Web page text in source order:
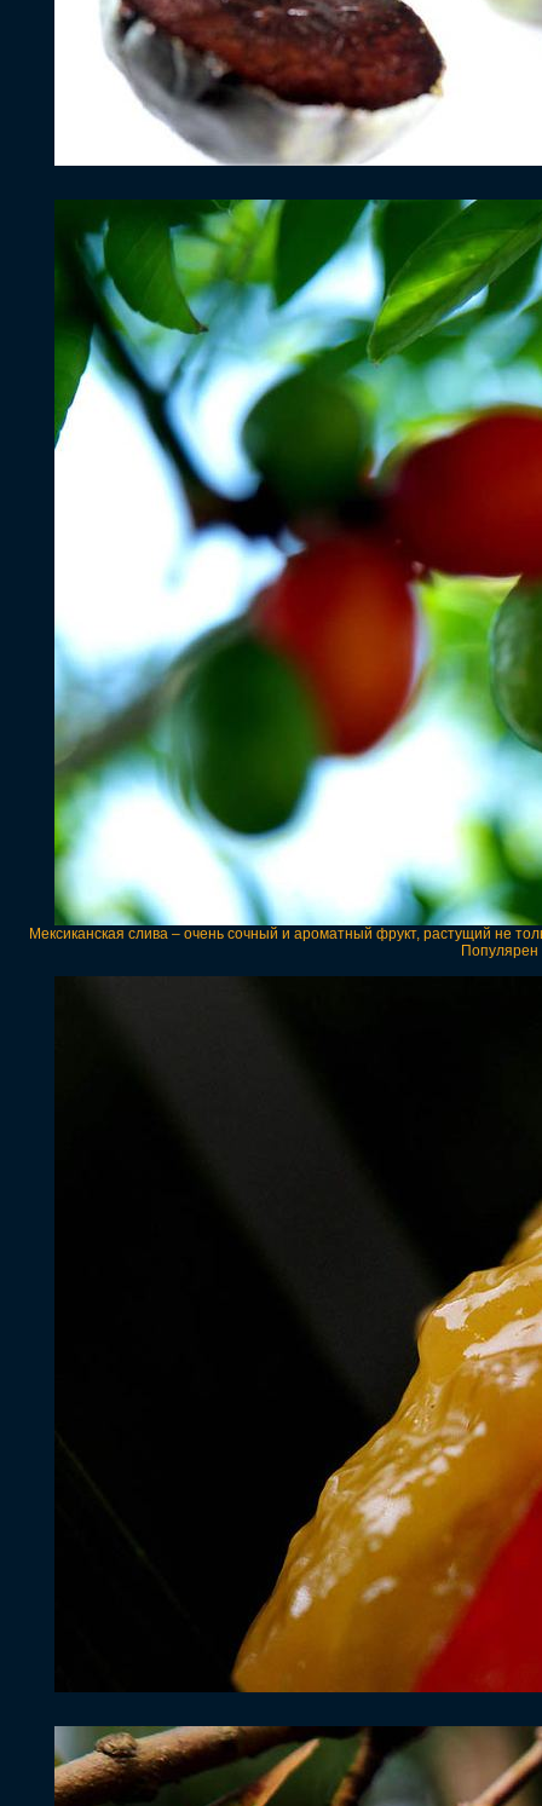
Мексиканская слива – очень сочный и ароматный фрукт, растущий не
Популярен